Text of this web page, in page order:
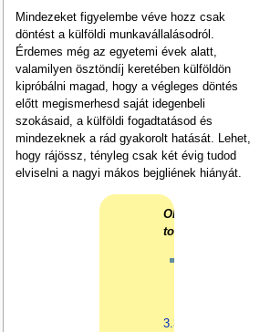
Mindezeket figyelembe véve hozz csak
döntést a külföldi munkavállalásodról.
Érdemes még az egyetemi évek alatt,
valamilyen ösztöndíj keretében külföldön
kipróbálni magad, hogy a végleges döntés
előtt megismerhesd saját idegenbeli
szokásaid, a külföldi fogadtatásod és
mindezeknek a rád gyakorolt hatását. Lehet,
hogy rájössz, tényleg csak két évig tudod
elviselni a nagyi mákos bejgliének hiányát.
Olvasd
tovább!
3.3.